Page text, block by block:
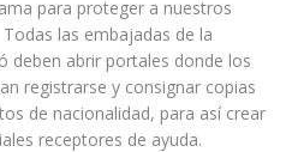
para proteger a nuestros
las embajadas de la
deben abrir portales donde los
registrarse y consignar copias
de nacionalidad, para así crear
receptores de ayuda.